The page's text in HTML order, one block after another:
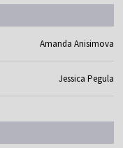
Amanda Anisimova
Jessica Pegula